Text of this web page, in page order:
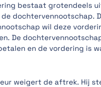
bestaat grotendeels
dochtervennootschap.
wil deze
De
en de vordering is
weigert de aftrek. Hij